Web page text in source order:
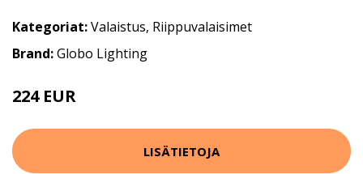
Kategoriat:Valaistus, Riippuvalaisimet
Brand:Globo Lighting
224 EUR
LISÄTIETOJA